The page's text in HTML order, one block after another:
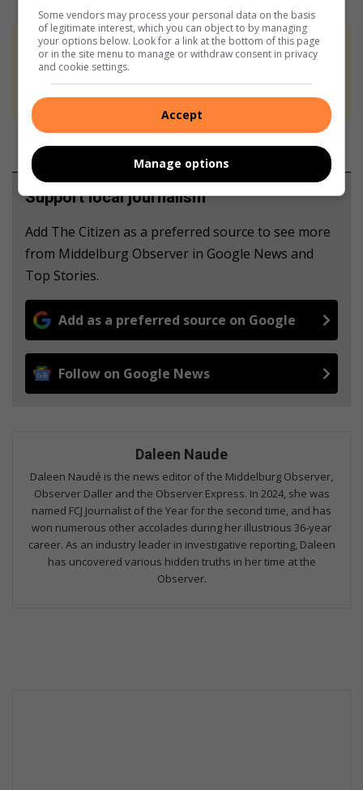
At Caxton, every story is written by humans.
We use AI only to perform quality checks -
Support local journalism
Add The Citizen as a preferred source to see more
from Middelburg Observer in Google News and
Top Stories.
Add as a preferred source on Google
Follow on Google News
Daleen Naude
Daleen Naudé is the news editor of the Middelburg Observer,
Observer Daller and the Observer Express. In 2024, she was
named FCJ Journalist of the Year for the second time, and has
won numerous other accolades during her illustrious 36-year
career. As an industry leader in investigative reporting, Daleen
has uncovered various hidden truths in her time at the
Observer.
Some vendors may process your personal data on the basis
of legitimate interest, which you can object to by managing
your options below. Look for a link at the bottom of this page
or in the site menu to manage or withdraw consent in privacy
and cookie settings.
Accept
Manage options